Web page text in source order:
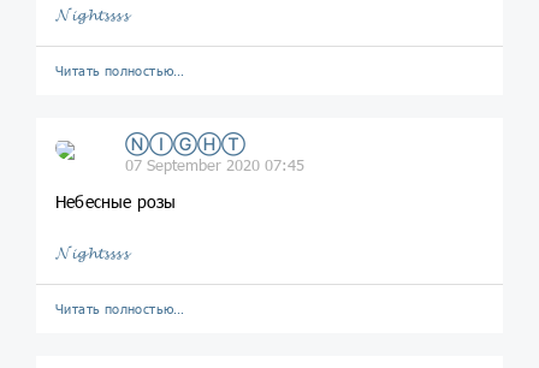
𝓝𝓲𝓰𝓱𝓽𝓼𝓼𝓼𝓼
Читать полностью…
ⓃⒾⒼⒽⓉ
07 September 2020 07:45
Небесные розы
𝓝𝓲𝓰𝓱𝓽𝓼𝓼𝓼𝓼
Читать полностью…